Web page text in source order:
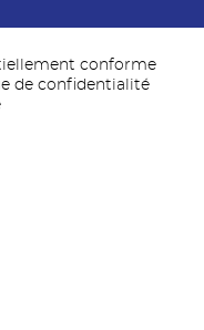
conforme
de confidentialité